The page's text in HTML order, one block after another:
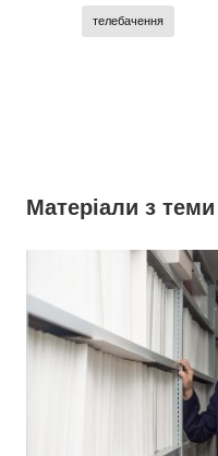
телебачення
Матеріали з теми